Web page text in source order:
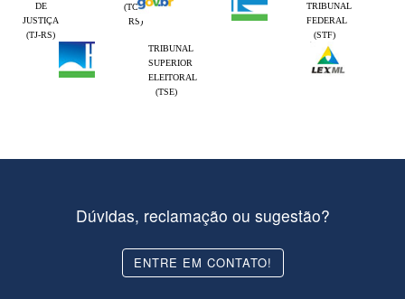
(TCE-
RS)
DE
JUSTIÇA
(TJ-RS)
TRIBUNAL
FEDERAL
(STF)
TRIBUNAL
SUPERIOR
ELEITORAL
(TSE)
Dúvidas, reclamação ou sugestão?
ENTRE EM CONTATO!